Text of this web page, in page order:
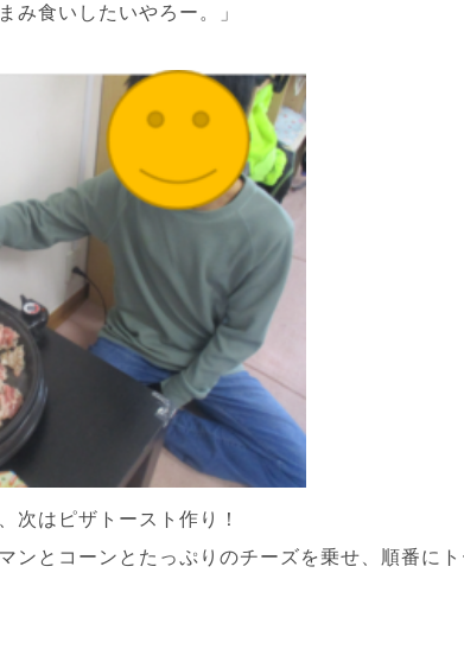
み食いしたいやろー。」
次はピザトースト作り！
ンとコーンとたっぷりのチーズを乗せ、順番に